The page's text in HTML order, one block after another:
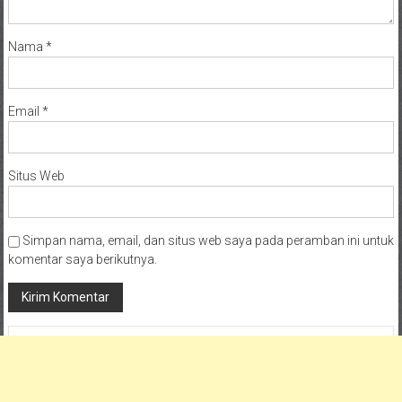
Nama *
Email *
Situs Web
Simpan nama, email, dan situs web saya pada peramban ini untuk
komentar saya berikutnya.